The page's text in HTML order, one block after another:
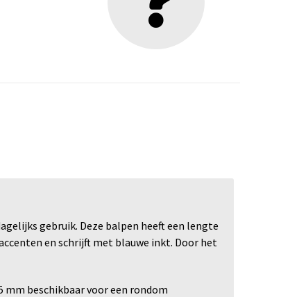
gebruik. Deze balpen heeft een lengte
en schrijft met blauwe inkt. Door het
mm beschikbaar voor een rondom